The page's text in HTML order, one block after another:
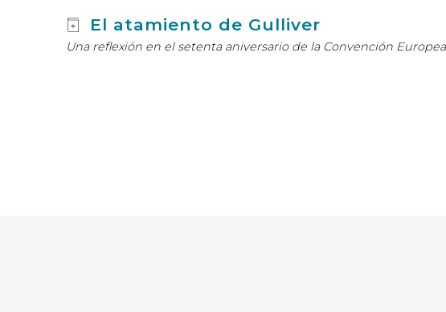
El atamiento de Gulliver
Una reflexión en el setenta aniversario de la Convención